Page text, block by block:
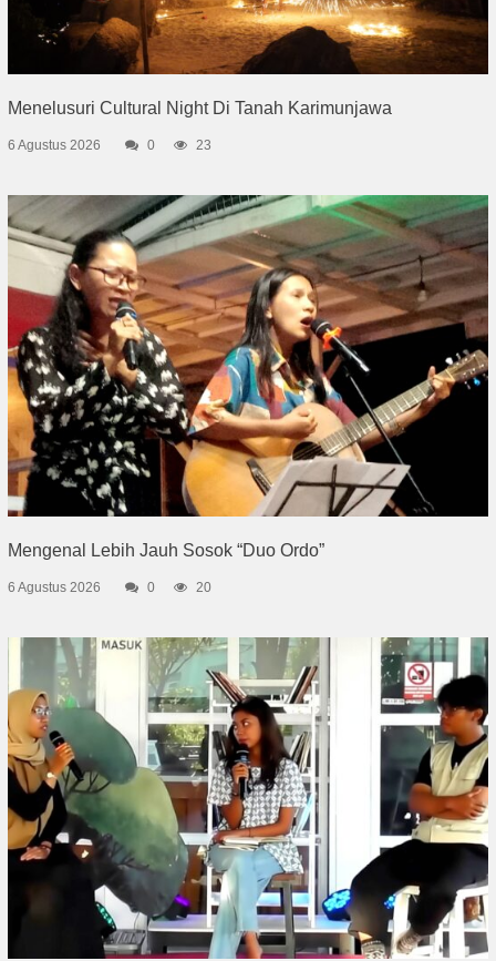
Menelusuri Cultural Night Di Tanah Karimunjawa
6 Agustus 2026 0 23
Mengenal Lebih Jauh Sosok “Duo Ordo”
6 Agustus 2026 0 20